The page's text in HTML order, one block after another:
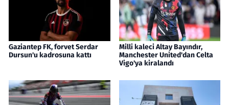
Gaziantep FK, forvet Serdar
Dursun'u kadrosuna kattı
Milli kaleci Altay Bayındır,
Manchester United'dan Celta
Vigo'ya kiralandı